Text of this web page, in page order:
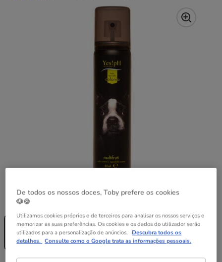
Formato:
80 ml
Sem Stock
6.49€
(81.13€ / l)
De todos os nossos doces, Toby prefere os cookies
🐶🍪
Utilizamos cookies próprios e de terceiros para analisar os nossos serviços e
memorizar as suas preferências. Os cookies e os dados do utilizador serão
utilizados para a personalização de anúncios. Descubra todos os
detalhes. Consulte como o Google trata as informações pessoais.